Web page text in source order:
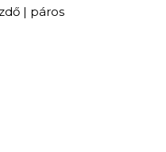
| páros